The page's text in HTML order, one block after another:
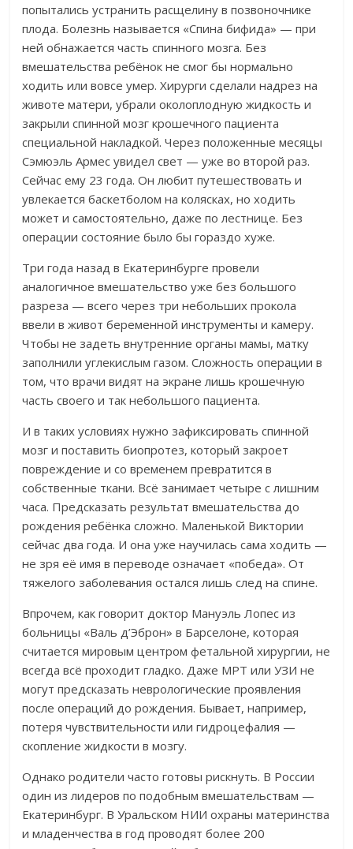
попытались устранить расщелину в позвоночнике
плода. Болезнь называется «Спина бифида» — при
ней обнажается часть спинного мозга. Без
вмешательства ребёнок не смог бы нормально
ходить или вовсе умер. Хирурги сделали надрез на
животе матери, убрали околоплодную жидкость и
закрыли спинной мозг крошечного пациента
специальной накладкой. Через положенные месяцы
Сэмюэль Армес увидел свет — уже во второй раз.
Сейчас ему 23 года. Он любит путешествовать и
увлекается баскетболом на колясках, но ходить
может и самостоятельно, даже по лестнице. Без
операции состояние было бы гораздо хуже.
Три года назад в Екатеринбурге провели
аналогичное вмешательство уже без большого
разреза — всего через три небольших прокола
ввели в живот беременной инструменты и камеру.
Чтобы не задеть внутренние органы мамы, матку
заполнили углекислым газом. Сложность операции в
том, что врачи видят на экране лишь крошечную
часть своего и так небольшого пациента.
И в таких условиях нужно зафиксировать спинной
мозг и поставить биопротез, который закроет
повреждение и со временем превратится в
собственные ткани. Всё занимает четыре с лишним
часа. Предсказать результат вмешательства до
рождения ребёнка сложно. Маленькой Виктории
сейчас два года. И она уже научилась сама ходить —
не зря её имя в переводе означает «победа». От
тяжелого заболевания остался лишь след на спине.
Впрочем, как говорит доктор Мануэль Лопес из
больницы «Валь д’Эброн»в Барселоне, которая
считается мировым центром фетальной хирургии, не
всегда всё проходит гладко. Даже МРТ или УЗИ не
могут предсказать неврологические проявления
после операций до рождения. Бывает, например,
потеря чувствительности или гидроцефалия —
скопление жидкости в мозгу.
Однако родители часто готовы рискнуть. В России
один из лидеров по подобным вмешательствам —
Екатеринбург. В Уральском НИИ охраны материнства
и младенчества в год проводят более 200